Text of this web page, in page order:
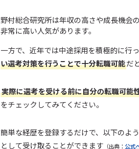
野村総合研究所は年収の高さや成長機会
非常に高い人気があります。
一方で、近年では中途採用を積極的に行
い選考対策を行うことで十分転職可能だ
実際に選考を受ける前に自分の転職可能
をチェックしてみてください。
簡単な経歴を登録するだけで、以下のよ
として受け取ることができます（出典： 公式